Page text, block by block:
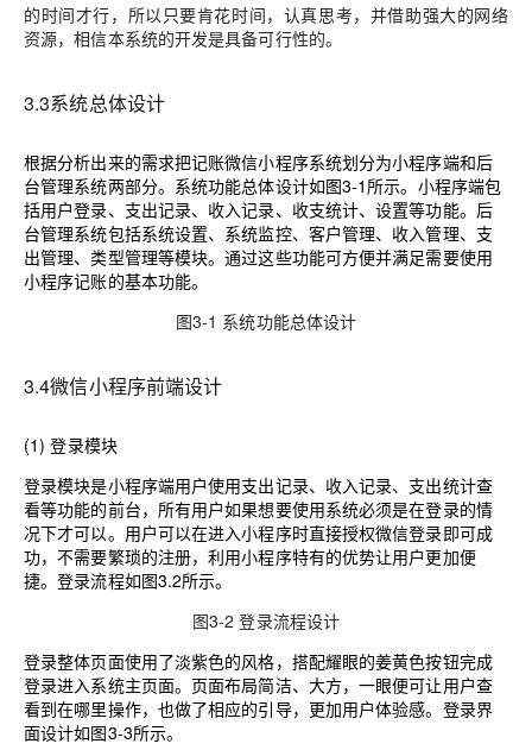
的时间才行，所以只要肯花时间，认真思考，并借助强大的网络
资源，相信本系统的开发是具备可行性的。
3.3系统总体设计
根据分析出来的需求把记账微信小程序系统划分为小程序端和后
台管理系统两部分。系统功能总体设计如图3-1所示。小程序端包
括用户登录、支出记录、收入记录、收支统计、设置等功能。后
台管理系统包括系统设置、系统监控、客户管理、收入管理、支
出管理、类型管理等模块。通过这些功能可方便并满足需要使用
小程序记账的基本功能。
图3-1 系统功能总体设计
3.4微信小程序前端设计
(1) 登录模块
登录模块是小程序端用户使用支出记录、收入记录、支出统计查
看等功能的前台，所有用户如果想要使用系统必须是在登录的情
况下才可以。用户可以在进入小程序时直接授权微信登录即可成
功，不需要繁琐的注册，利用小程序特有的优势让用户更加便
捷。登录流程如图3.2所示。
图3-2 登录流程设计
登录整体页面使用了淡紫色的风格，搭配耀眼的姜黄色按钮完成
登录进入系统主页面。页面布局简洁、大方，一眼便可让用户查
看到在哪里操作，也做了相应的引导，更加用户体验感。登录界
面设计如图3-3所示。